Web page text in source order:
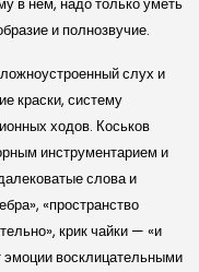
и полнозвучие.
слух и
краски, систему
ходов. Коськов
инструментарием и
слова и
«пространство
крик чайки — «и
восклицательными